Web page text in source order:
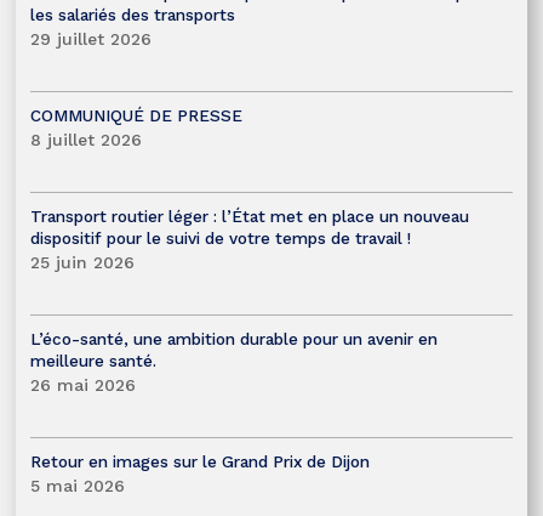
les salariés des transports
29 juillet 2026
COMMUNIQUÉ DE PRESSE
8 juillet 2026
Transport routier léger : l’État met en place un nouveau
dispositif pour le suivi de votre temps de travail !
25 juin 2026
L’éco-santé, une ambition durable pour un avenir en
meilleure santé.
26 mai 2026
Retour en images sur le Grand Prix de Dijon
5 mai 2026